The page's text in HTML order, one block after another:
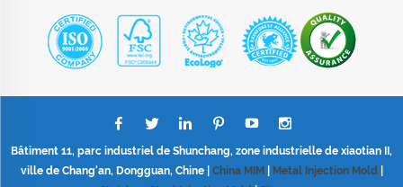
Bâtiment 11, parc industriel de Shunchang, zone industrielle de xiaotian II,
ville de Chang'an, Dongguan, Chine | China MIM| Metal Injection Mold